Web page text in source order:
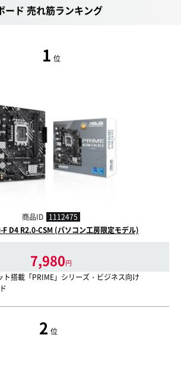
ド 売れ筋ランキング
1 位
商品ID 1112475
F D4 R2.0-CSM (パソコン工房限定モデル)
7,980円
搭載「PRIME」シリーズ・ビジネス向け
2 位